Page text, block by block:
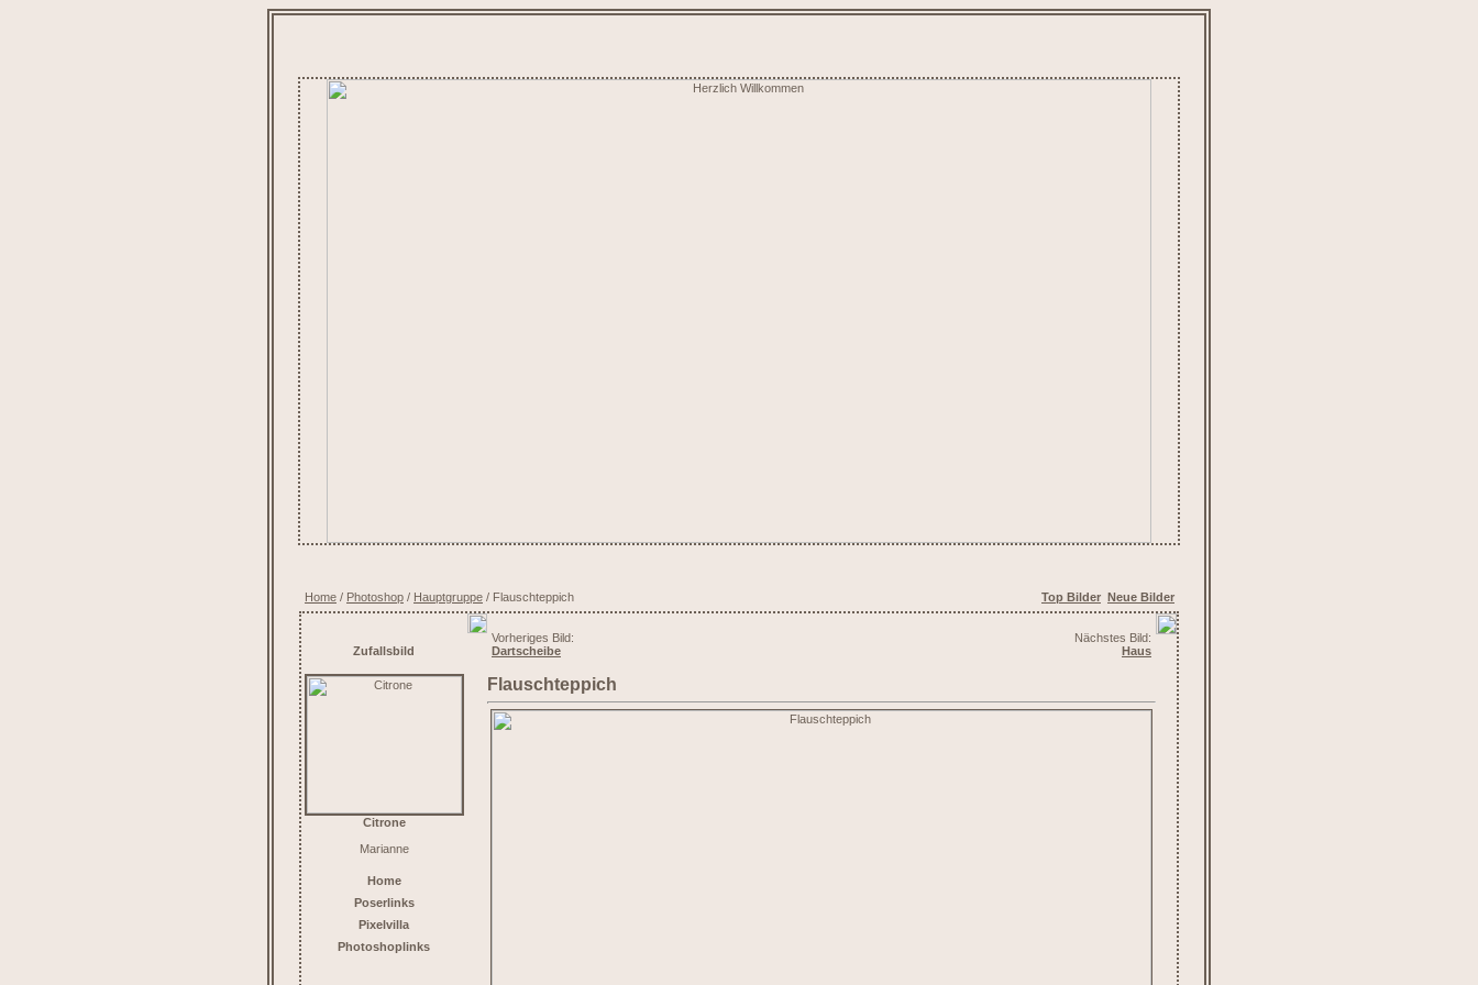
Home / Photoshop / Hauptgruppe / Flauschteppich Top Bilder Neue Bilder
Zufallsbild
Citrone
Marianne
Home
Poserlinks
Pixelvilla
Photoshoplinks
Vorheriges Bild:
Dartscheibe
Nächstes Bild:
Haus
Flauschteppich